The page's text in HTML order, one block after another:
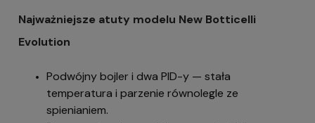
Najważniejsze atuty modelu New Botticelli
Evolution
Podwójny bojler i dwa PID-y — stała
temperatura i parzenie równolegle ze
spienianiem.